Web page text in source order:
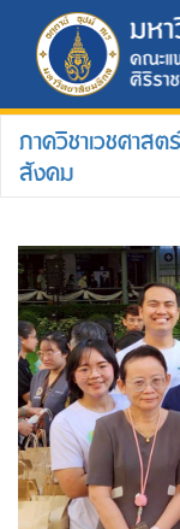
ภาควิชาเวชศาส
สังคม